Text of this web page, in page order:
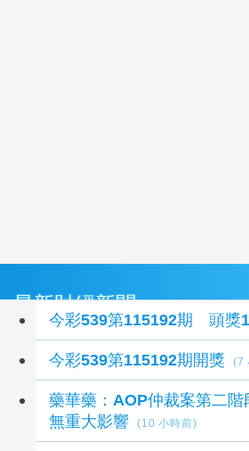
最新財經新聞
今彩539第115192期 頭獎
今彩539第115192期開獎 (7
藥華藥：AOP仲裁案第二
無重大影響
(10 小時前)